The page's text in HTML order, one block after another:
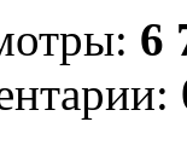
6